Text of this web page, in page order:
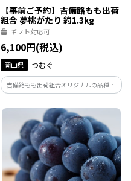
【事前ご予約】吉備路もも出荷
組合 夢桃がたり 約1.3kg
ギフト対応可
6,100円(税込)
岡山県 つむぐ
吉備路もも出荷組合オリジナルの品種で
す。真っ白できめ細かな見た目と、晩生品
種では珍しいなめらかで香りの良い甘さ
が特徴です。【お届け時期：8月下旬～9
月上旬】